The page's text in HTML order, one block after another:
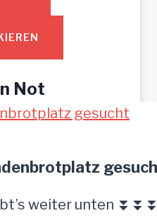
Not
weiter unten